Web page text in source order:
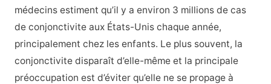
médecins estiment qu’il y a environ 3 millions de cas
de conjonctivite aux États-Unis chaque année,
principalement chez les enfants. Le plus souvent, la
conjonctivite disparaît d’elle-même et la principale
préoccupation est d’éviter qu’elle ne se propage à